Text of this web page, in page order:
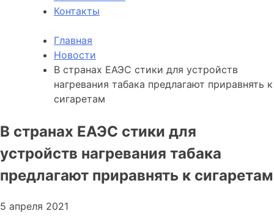
Контакты
Главная
Новости
В странах ЕАЭС стики для устройств
нагревания табака предлагают приравнять к
сигаретам
В странах ЕАЭС стики для
устройств нагревания табака
предлагают приравнять к сигаретам
5 апреля 2021